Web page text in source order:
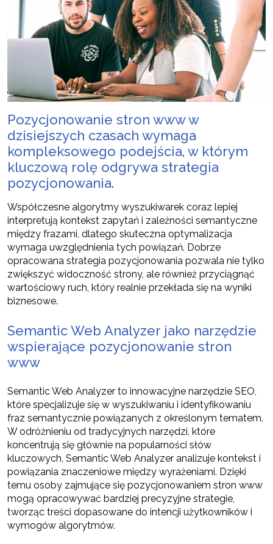
Pozycjonowanie stron www w
dzisiejszych czasach wymaga
kompleksowego podejścia, w którym
kluczową rolę odgrywa strategia
pozycjonowania.
Współczesne algorytmy wyszukiwarek coraz lepiej
interpretują kontekst zapytań i zależności semantyczne
między frazami, dlatego skuteczna optymalizacja
wymaga uwzględnienia tych powiązań. Dobrze
opracowana strategia pozycjonowania pozwala nie tylko
zwiększyć widoczność strony, ale również przyciągnąć
wartościowy ruch, który realnie przekłada się na wyniki
biznesowe.
Semantic Web Analyzer jako narzędzie
wspierające pozycjonowanie stron
www
Semantic Web Analyzer to innowacyjne narzędzie SEO,
które specjalizuje się w wyszukiwaniu i identyfikowaniu
fraz semantycznie powiązanych z określonym tematem.
W odróżnieniu od tradycyjnych narzędzi, które
koncentrują się głównie na popularności słów
kluczowych, Semantic Web Analyzer analizuje kontekst i
powiązania znaczeniowe między wyrażeniami. Dzięki
temu osoby zajmujące się pozycjonowaniem stron www
mogą opracowywać bardziej precyzyjne strategie,
tworząc treści dopasowane do intencji użytkowników i
wymogów algorytmów.